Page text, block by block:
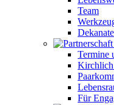
Team
Dekanate
Termine
Kirchlich
Für